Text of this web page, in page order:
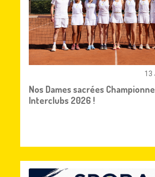
13
Nos Dames sacrées
Interclubs 2026 !